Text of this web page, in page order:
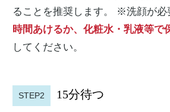
ることを推奨します。 ※洗顔が必
時間あけるか、化粧水・乳液等で
してください。
STEP2 15分待つ